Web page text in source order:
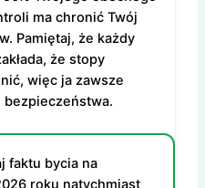
ma chronić Twój
Pamiętaj, że każdy
że stopy
więc ja zawsze
faktu bycia na
roku natychmiast